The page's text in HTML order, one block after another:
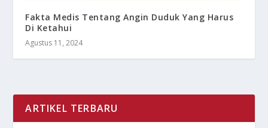
Fakta Medis Tentang Angin Duduk Yang Harus
Di Ketahui
Agustus 11, 2024
ARTIKEL TERBARU